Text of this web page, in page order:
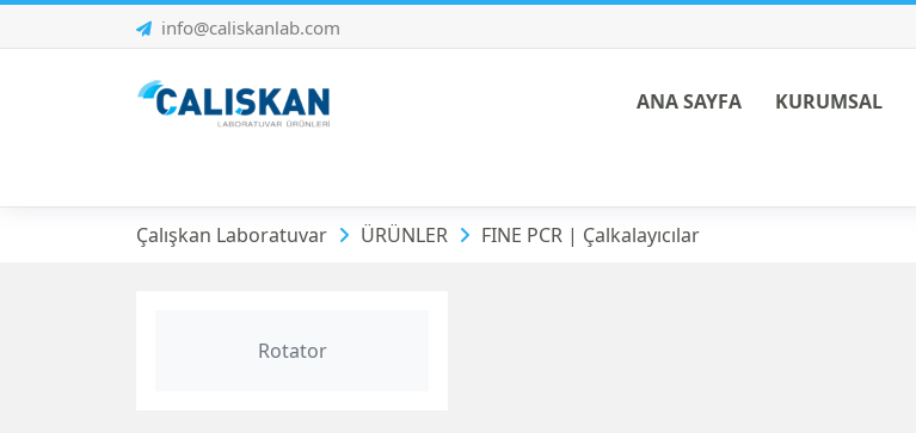
info@caliskanlab.com
ANA SAYFA KURUMSAL
FINE PCR | Çalkalayıcılar
Çalışkan Laboratuvar ÜRÜNLER FINE PCR | Çalkalayıcılar
Rotator